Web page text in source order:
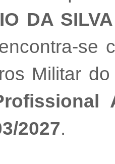
DA
se
Militar
2027.